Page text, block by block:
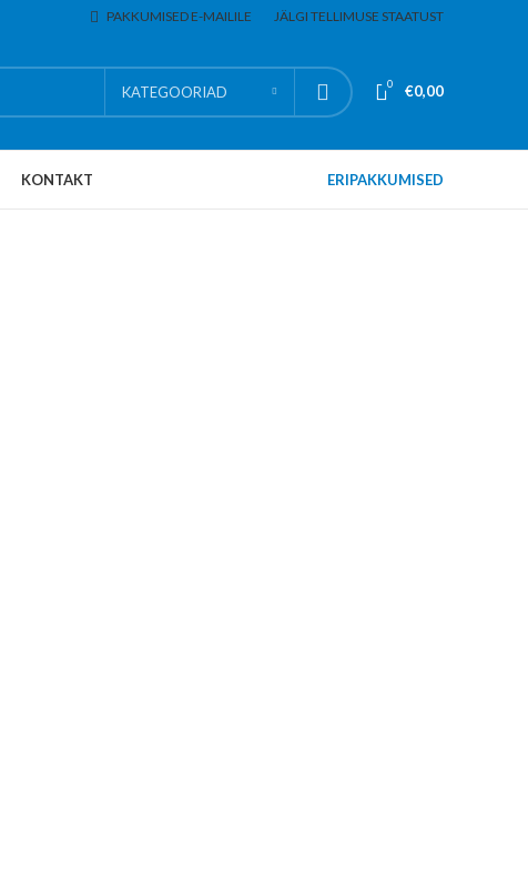
PAKKUMISED E-MAILILE JÄLGI TELLIMUSE STAATUST
KATEGOORIAD 0 €0,00
KONTAKT ERIPAKKUMISED